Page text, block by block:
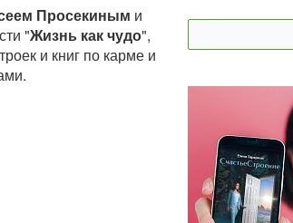
Просекиным и
"Жизнь как чудо",
и книг по карме и